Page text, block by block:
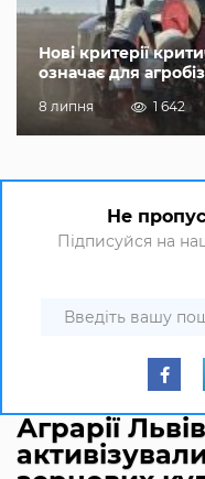
Нові критерії
означає для
8 липня 1 642
Не
Підписуйся на
Аграрії